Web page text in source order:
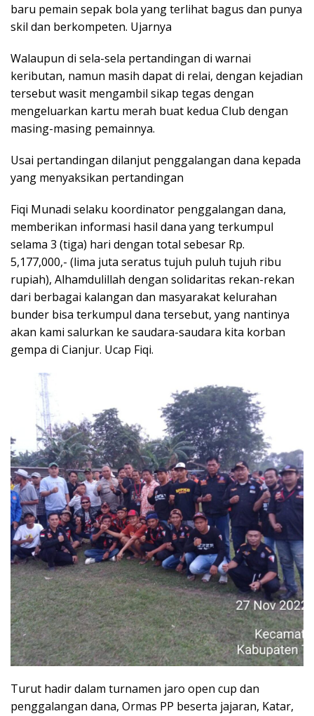
baru pemain sepak bola yang terlihat bagus dan punya
skil dan berkompeten. Ujarnya
Walaupun di sela-sela pertandingan di warnai
keributan, namun masih dapat di relai, dengan kejadian
tersebut wasit mengambil sikap tegas dengan
mengeluarkan kartu merah buat kedua Club dengan
masing-masing pemainnya.
Usai pertandingan dilanjut penggalangan dana kepada
yang menyaksikan pertandingan
Fiqi Munadi selaku koordinator penggalangan dana,
memberikan informasi hasil dana yang terkumpul
selama 3 (tiga) hari dengan total sebesar Rp.
5,177,000,- (lima juta seratus tujuh puluh tujuh ribu
rupiah), Alhamdulillah dengan solidaritas rekan-rekan
dari berbagai kalangan dan masyarakat kelurahan
bunder bisa terkumpul dana tersebut, yang nantinya
akan kami salurkan ke saudara-saudara kita korban
gempa di Cianjur. Ucap Fiqi.
Turut hadir dalam turnamen jaro open cup dan
penggalangan dana, Ormas PP beserta jajaran, Katar,